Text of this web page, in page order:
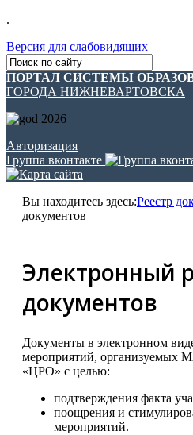
.
Версия для слабовидящих
ПОРТАЛ СИСТЕМЫ
ГОРОДА НИЖНЕВАРТОВСКА
Авторизация
Группа вконтакте
Вы находитесь здесь:Реестр
документов
Электронный
документов
Документы в электронном
мероприятий, организуемых
«ЦРО» с целью:
подтверждения факта
поощрения и
мероприятий.